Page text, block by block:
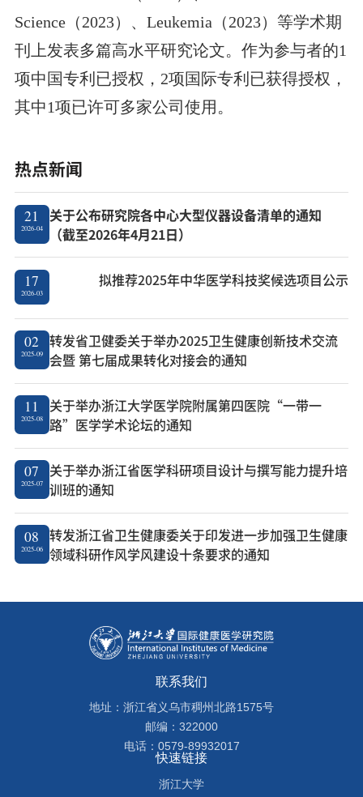
Science（2023）、Leukemia（2023）等学术期
刊上发表多篇高水平研究论文。作为参与者的1
项中国专利已授权，2项国际专利已获得授权，
其中1项已许可多家公司使用。
热点新闻
21
2026-04
关于公布研究院各中心大型仪器设备清单的通知
（截至2026年4月21日）
17
2026-03
拟推荐2025年中华医学科技奖候选项目公示
02
2025-09
转发省卫健委关于举办2025卫生健康创新技术交流
会暨 第七届成果转化对接会的通知
11
2025-08
关于举办浙江大学医学院附属第四医院“一带一
路”医学学术论坛的通知
07
2025-07
关于举办浙江省医学科研项目设计与撰写能力提升培
训班的通知
08
2025-06
转发浙江省卫生健康委关于印发进一步加强卫生健康
领域科研作风学风建设十条要求的通知
联系我们
地址：浙江省义乌市稠州北路1575号
邮编：322000
电话：0579-89932017
快速链接
浙江大学